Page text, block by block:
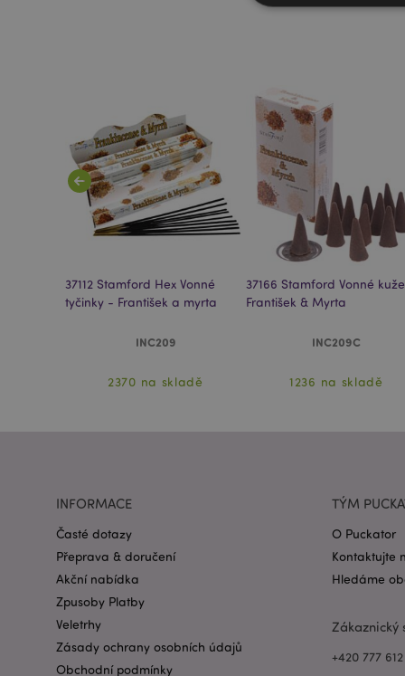
37112 Stamford Hex Vonné
tyčinky - František a myrta
INC209
2370 na skladě
37166 Stamford Vonné
František & Myrta
INC209C
1236 na skladě
INFORMACE
Časté dotazy
Přeprava & doručení
Akční nabídka
Zpusoby Platby
Veletrhy
Zásady ochrany osobních údajů
Obchodní podmínky
TÝM
O Puckator
Kontaktujte
Hledáme
Zákaznický
+420 777
Název
form_key
mage-cache-sessid
mage-cache-